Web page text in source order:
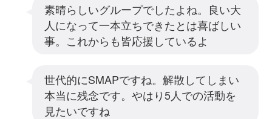
素晴らしいグループでしたよね。良い大
人になって一本立ちできたとは喜ばしい
事。これからも皆応援しているよ
世代的にSMAPですね。解散してしまい
本当に残念です。やはり5人での活動を
見たいですね